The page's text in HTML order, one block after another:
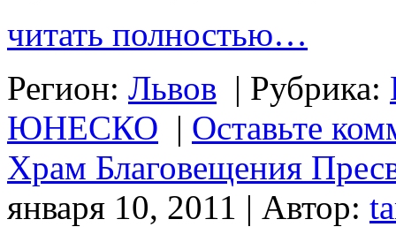
читать полностью…
Регион: Львов | Рубрика:
ЮНЕСКО | Оставьте
Храм Благовещения
января 10, 2011 | Автор: